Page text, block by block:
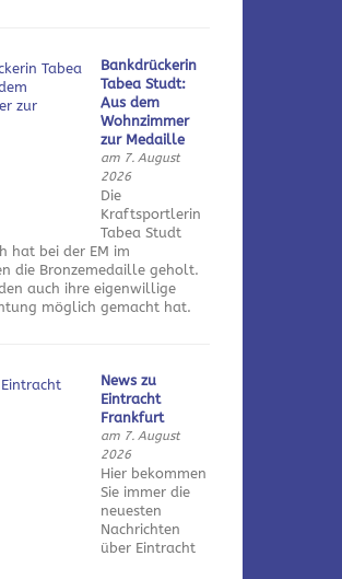
Bankdrückerin
Tabea Studt:
Aus dem
Wohnzimmer
zur Medaille
am 7. August
2026
Die
Kraftsportlerin
Tabea Studt
hat bei der EM im
die Bronzemedaille geholt.
auch ihre eigenwillige
möglich gemacht hat.
News zu
Eintracht
Frankfurt
am 7. August
2026
Hier bekommen
Sie immer die
neuesten
Nachrichten
über Eintracht